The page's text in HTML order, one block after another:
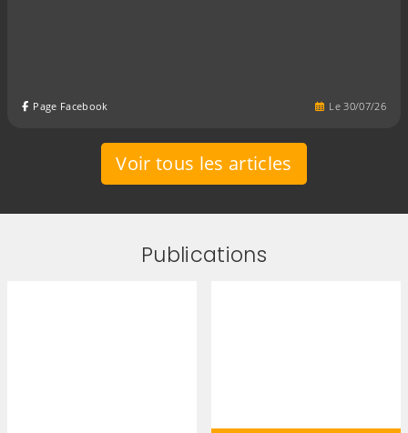
Le30/07/26
Page Facebook
Voir tous les articles
Publications